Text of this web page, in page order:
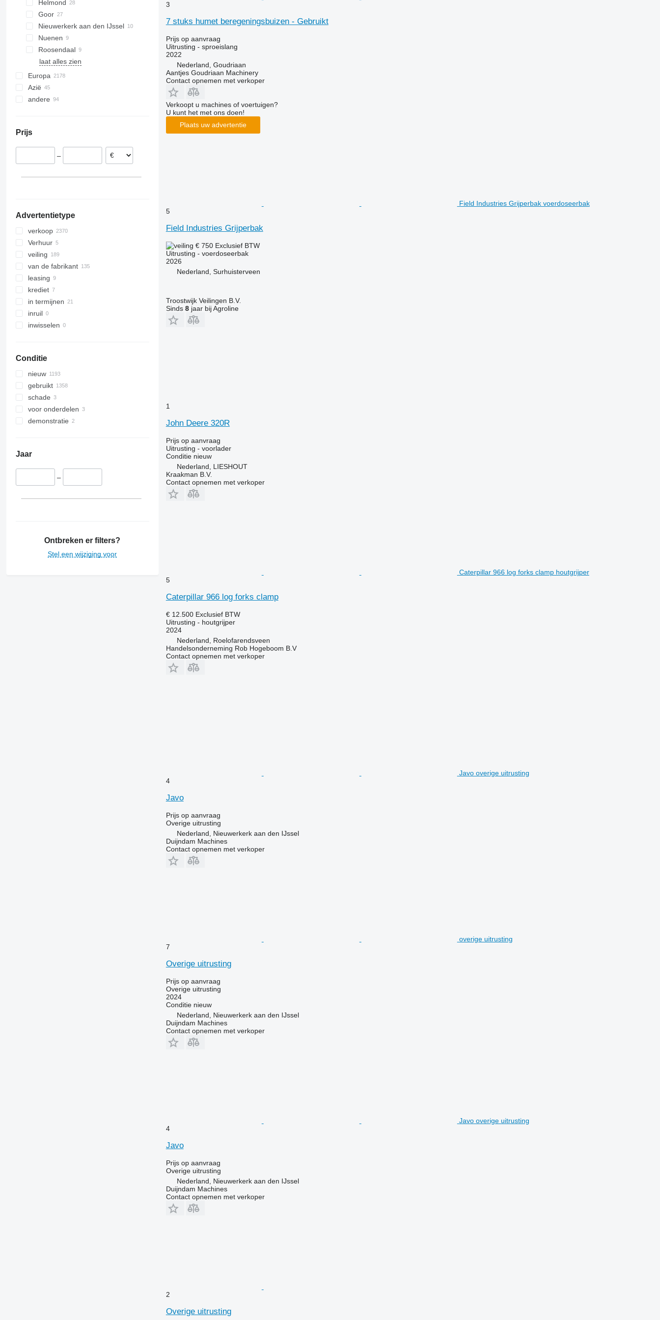
Helmond
Goor
Nieuwerkerk aan den IJssel
Nuenen
Roosendaal
laat alles zien
Europa
Duitsland
Ierland
Spanje
Azië
Turkije
Verenigde Arabische Emiraten
andere
Chili
Argentinië
Prijs
–
Advertentietype
verkoop
Verhuur
veiling
van de fabrikant
leasing
krediet
in termijnen
inruil
inwisselen
Conditie
nieuw
gebruikt
schade
voor onderdelen
demonstratie
Jaar
–
Ontbreken er filters?
Stel een wijziging voor
3
7 stuks humet beregeningsbuizen - Gebruikt
Prijs op aanvraag
Uitrusting - sproeislang
2022
Nederland, Goudriaan
Aantjes Goudriaan Machinery
Contact opnemen met verkoper
Verkoopt u machines of voertuigen?
U kunt het met ons doen!
Plaats uw advertentie
Field Industries Grijperbak voerdoseerbak
5
Field Industries Grijperbak
€ 750 Exclusief BTW
Uitrusting - voerdoseerbak
2026
Nederland, Surhuisterveen
Troostwijk Veilingen B.V.
Sinds 8jaar bij Agroline
1
John Deere 320R
Prijs op aanvraag
Uitrusting - voorlader
Conditienieuw
Nederland, LIESHOUT
Kraakman B.V.
Contact opnemen met verkoper
Caterpillar 966 log forks clamp houtgrijper
5
Caterpillar 966 log forks clamp
€ 12.500 Exclusief BTW
Uitrusting - houtgrijper
2024
Nederland, Roelofarendsveen
Handelsonderneming Rob Hogeboom B.V
Contact opnemen met verkoper
Javo overige uitrusting
4
Javo
Prijs op aanvraag
Overige uitrusting
Nederland, Nieuwerkerk aan den IJssel
Duijndam Machines
Contact opnemen met verkoper
overige uitrusting
7
Overige uitrusting
Prijs op aanvraag
Overige uitrusting
2024
Conditienieuw
Nederland, Nieuwerkerk aan den IJssel
Duijndam Machines
Contact opnemen met verkoper
Javo overige uitrusting
4
Javo
Prijs op aanvraag
Overige uitrusting
Nederland, Nieuwerkerk aan den IJssel
Duijndam Machines
Contact opnemen met verkoper
2
Overige uitrusting